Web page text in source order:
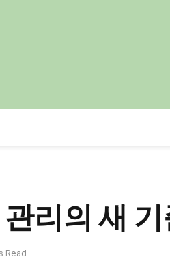
리의 새
Read